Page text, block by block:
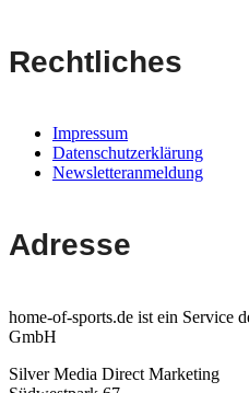
Rechtliches
Impressum
Datenschutzerklärung
Newsletteranmeldung
Adresse
home-of-sports.de ist ein Service
GmbH
Silver Media Direct Marketing